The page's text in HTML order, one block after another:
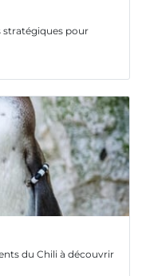
stratégiques pour
du Chili à découvrir